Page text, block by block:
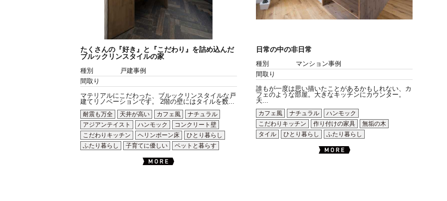
たくさんの『好き』と『こだわり』を詰め込んだ
ブルックリンスタイルの家
種別
戸建事例
間取り
マテリアルにこだわった、ブルックリンスタイルな戸
建てリノベーションです。 2階の壁にはタイルを数...
耐震も万全
天井が高い カフェ風
ナチュラル
アジアンテイスト
ハンモック
コンクリート壁
こだわりキッチン
ヘリンボーン床
ひとり暮らし
ふたり暮らし
子育てに優しい ペットと暮らす
日常の中の非日常
種別
マンション事例
間取り
誰もが一度は思い描いたことがあるかもしれない、カ
フェのような部屋。大きなキッチンにカウンター。
天...
カフェ風
ナチュラル
ハンモック
こだわりキッチン
作り付けの家具
無垢の木
タイル
ひとり暮らし ふたり暮らし